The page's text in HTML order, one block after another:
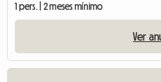
1 pers. | 2 meses mínimo
Ver